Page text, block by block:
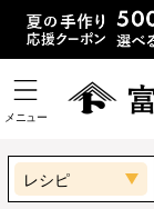
メニュー
レシピ